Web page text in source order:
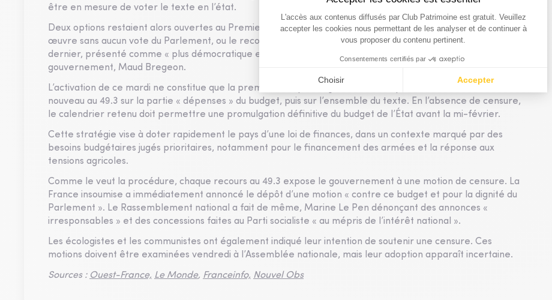
être en mesure de voter le texte en l’état.
Deux options restaient alors ouvertes au Premier ministre, l’ordonnance budgétaire, qui permet une mise en
œuvre sans aucun vote du Parlement, ou le recours à l’article 49.3. L’exécutif a finalement privilégié ce
dernier, présenté comme « plus démocratique et plus respectueux du Parlement » par la porte-parole du
gouvernement, Maud Bregeon.
L’activation de ce mardi ne constitue que la première étape. Le gouvernement prévoit de recourir de
nouveau au 49.3 sur la partie « dépenses » du budget, puis sur l’ensemble du texte. En l’absence de censure,
le calendrier retenu doit permettre une promulgation définitive du budget de l’État avant la mi-février.
Cette stratégie vise à doter rapidement le pays d’une loi de finances, dans un contexte marqué par des
besoins budgétaires jugés prioritaires, notamment pour le financement des armées et la réponse aux
tensions agricoles.
Comme le veut la procédure, chaque recours au 49.3 expose le gouvernement à une motion de censure. La
France insoumise a immédiatement annoncé le dépôt d’une motion « contre ce budget et pour la dignité du
Parlement ». Le Rassemblement national a fait de même, Marine Le Pen dénonçant des annonces «
irresponsables » et des concessions faites au Parti socialiste « au mépris de l’intérêt national ».
Les écologistes et les communistes ont également indiqué leur intention de soutenir une censure. Ces
motions doivent être examinées vendredi à l’Assemblée nationale, mais leur adoption apparaît incertaine.
Sources : Ouest-France, Le Monde, Franceinfo, Nouvel Obs